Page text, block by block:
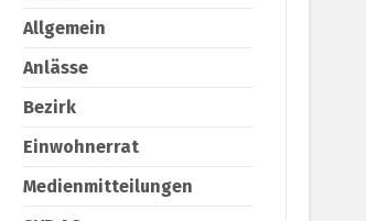
Allgemein
Anlässe
Bezirk
Einwohnerrat
Medienmitteilungen